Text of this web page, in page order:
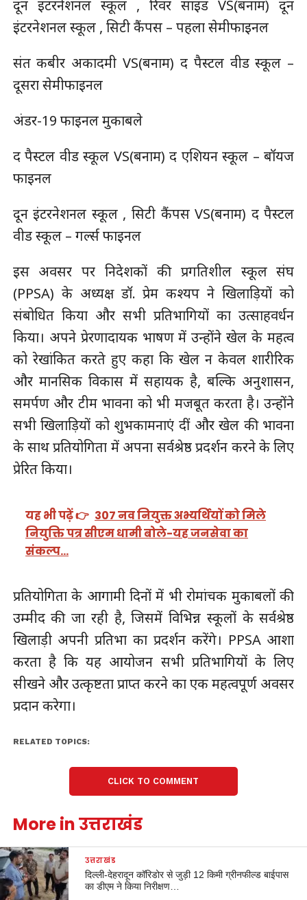
दून इंटरनेशनल स्कूल , रिवर साइड VS(बनाम) दून
इंटरनेशनल स्कूल , सिटी कैंपस – पहला सेमीफाइनल
संत कबीर अकादमी VS(बनाम) द पैस्टल वीड स्कूल –
दूसरा सेमीफाइनल
अंडर-19 फाइनल मुकाबले
द पैस्टल वीड स्कूल VS(बनाम) द एशियन स्कूल – बॉयज
फाइनल
दून इंटरनेशनल स्कूल , सिटी कैंपस VS(बनाम) द पैस्टल
वीड स्कूल – गर्ल्स फाइनल
इस अवसर पर निदेशकों की प्रगतिशील स्कूल संघ
(PPSA) के अध्यक्ष डॉ. प्रेम कश्यप ने खिलाड़ियों को
संबोधित किया और सभी प्रतिभागियों का उत्साहवर्धन
किया। अपने प्रेरणादायक भाषण में उन्होंने खेल के महत्व
को रेखांकित करते हुए कहा कि खेल न केवल शारीरिक
और मानसिक विकास में सहायक है, बल्कि अनुशासन,
समर्पण और टीम भावना को भी मजबूत करता है। उन्होंने
सभी खिलाड़ियों को शुभकामनाएं दीं और खेल की भावना
के साथ प्रतियोगिता में अपना सर्वश्रेष्ठ प्रदर्शन करने के लिए
प्रेरित किया।
यह भी पढ़ें 👉 307 नव नियुक्त अभ्यर्थियों को मिले
नियुक्ति पत्र सीएम धामी बोले-यह जनसेवा का
संकल्प…
प्रतियोगिता के आगामी दिनों में भी रोमांचक मुकाबलों की
उम्मीद की जा रही है, जिसमें विभिन्न स्कूलों के सर्वश्रेष्ठ
खिलाड़ी अपनी प्रतिभा का प्रदर्शन करेंगे। PPSA आशा
करता है कि यह आयोजन सभी प्रतिभागियों के लिए
सीखने और उत्कृष्टता प्राप्त करने का एक महत्वपूर्ण अवसर
प्रदान करेगा।
RELATED TOPICS:
CLICK TO COMMENT
More in उत्तराखंड
उत्तराखंड
दिल्ली-देहरादून कॉरिडोर से जुड़ी 12 किमी ग्रीनफील्ड बाईपास
का डीएम ने किया निरीक्षण…